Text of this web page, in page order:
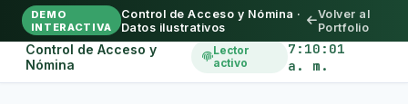
DEMO
INTERACTIVA
Control de Acceso y Nómina ·
Datos ilustrativos
Volver al
Portfolio
Control de Acceso y
Nómina
Lector
activo
7:10:01
a. m.